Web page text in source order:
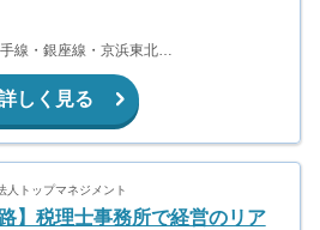
上野駅より徒歩15分（山手線・銀座線・京浜東北線ほか） 新御徒町駅より徒歩3分（大江戸線・つくばエクスプレス） 御徒町駅より徒歩15分(山手線・京浜東北線) 浅草橋駅より徒歩15分（総武線・浅草線）
しく見る
人トップマネジメント
路】税理士事務所で経営のリア